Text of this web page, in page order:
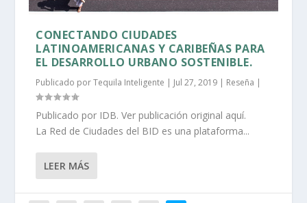
CONECTANDO CIUDADES
LATINOAMERICANAS Y CARIBEÑAS PARA
EL DESARROLLO URBANO SOSTENIBLE.
Publicado porTequila Inteligente | Jul 27, 2019 | Reseña |
Publicado por IDB. Ver publicación original aquí.
La Red de Ciudades del BID es una plataforma...
LEER MÁS